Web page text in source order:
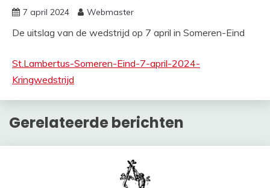
7 april 2024 Webmaster
De uitslag van de wedstrijd op 7 april in Someren-Eind
St.Lambertus-Someren-Eind-7-april-2024-
Kringwedstrijd
Gerelateerde berichten